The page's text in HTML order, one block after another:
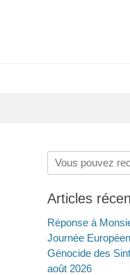
Rechercher :
Articles
Réponse à
Journée
Génocide des
août 2026